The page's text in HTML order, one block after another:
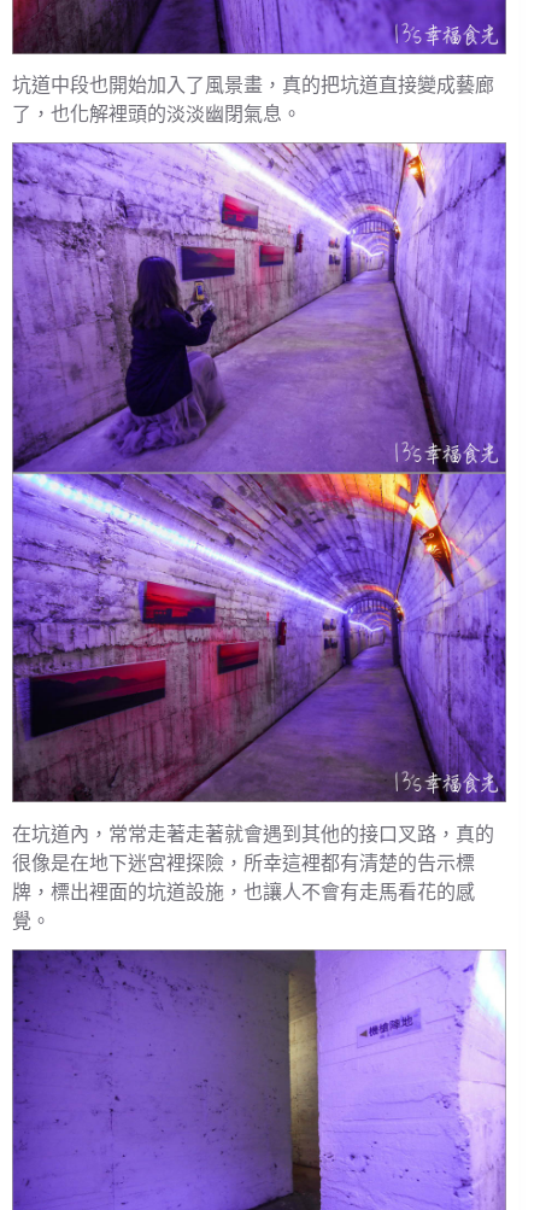
坑道中段也開始加入了風景畫，真的把坑道直接變成藝廊
了，也化解裡頭的淡淡幽閉氣息。
在坑道內，常常走著走著就會遇到其他的接口叉路，真的
很像是在地下迷宮裡探險，所幸這裡都有清楚的告示標
牌，標出裡面的坑道設施，也讓人不會有走馬看花的感
覺。